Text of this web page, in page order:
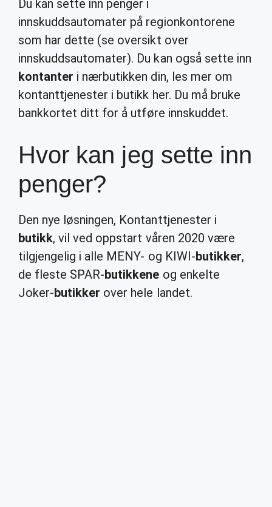
Du kan sette inn penger i
innskuddsautomater på regionkontorene
som har dette (se oversikt over
innskuddsautomater). Du kan også sette inn
kontanter i nærbutikken din, les mer om
kontanttjenester i butikk her. Du må bruke
bankkortet ditt for å utføre innskuddet.
Hvor kan jeg sette inn
penger?
Den nye løsningen, Kontanttjenester i
butikk, vil ved oppstart våren 2020 være
tilgjengelig i alle MENY- og KIWI-butikker,
de fleste SPAR-butikkene og enkelte
Joker-butikker over hele landet.